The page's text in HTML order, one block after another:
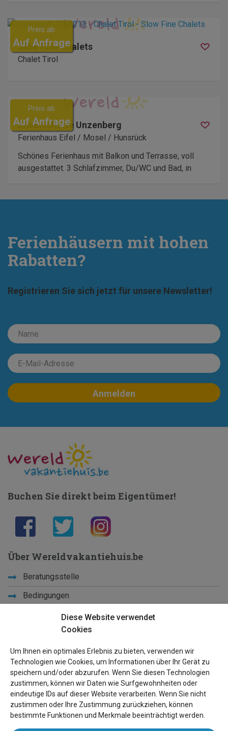
Preis ab
Auf Anfrage
Slow Fine Chalets
Chalet Tirol
Preis ab
Auf Anfrage
Erlebnishütte Unzenberg
Ferienhaus Eifel / Mosel / Hunsrück
Schönes Ferienhaus mit Balkon und Terrasse, voll
ausgestattet. 3 Schlafzimmer, Du/WC und Bad, in
Ferienhäusern mit hohen
Rabatten?
Registrieren Sie sich jetzt für unsere Newsletter!
Diese Website verwendet
Cookies
Um Ihnen ein optimales Erlebnis zu bieten, verwenden wir
Technologien wie Cookies, um Informationen über Ihr Gerät zu
speichern und/oder abzurufen. Wenn Sie diesen Technologien
zustimmen, können wir Daten wie Surfgewohnheiten oder
eindeutige IDs auf dieser Website verarbeiten. Wenn Sie nicht
zustimmen oder Ihre Zustimmung zurückziehen, können
bestimmte Funktionen und Merkmale beeinträchtigt werden.
Buchen Sie direkt beim Eigentümer!
Über Wereldvakantiehuis.be
Beratungsstelle
Bedingungen
Schulferien
Privacy
Links
Seiten Ûbersicht